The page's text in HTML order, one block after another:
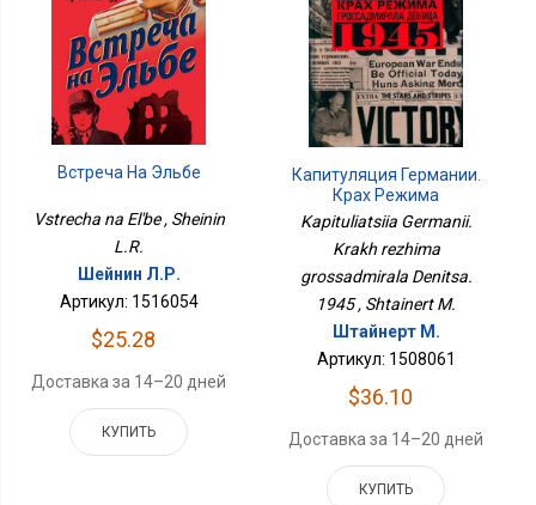
Встреча На Эльбе
Vstrecha na El'be , Sheinin
L.R.
Шейнин Л.Р.
Артикул: 1516054
$25.28
Доставка за 14–20 дней
КУПИТЬ
Капитуляция Германии.
Крах Режима
Гроссадмирала Деница.
Kapituliatsiia Germanii.
Krakh rezhima
grossadmirala Denitsa.
1945 , Shtainert M.
Штайнерт М.
Артикул: 1508061
$36.10
Доставка за 14–20 дней
КУПИТЬ